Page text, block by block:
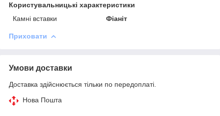
Користувальницькі характеристики
Камні вставки
Фіаніт
Приховати
Умови доставки
Доставка здійснюється тільки по передоплаті.
Нова Пошта